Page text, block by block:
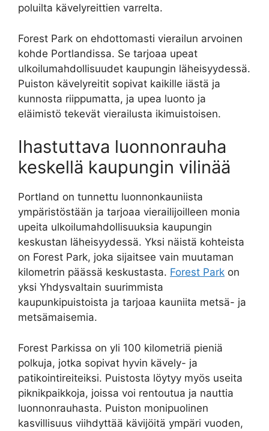
poluilta kävelyreittien varrelta.
Forest Park on ehdottomasti vierailun arvoinen
kohde Portlandissa. Se tarjoaa upeat
ulkoilumahdollisuudet kaupungin läheisyydessä.
Puiston kävelyreitit sopivat kaikille iästä ja
kunnosta riippumatta, ja upea luonto ja
eläimistö tekevät vierailusta ikimuistoisen.
Ihastuttava luonnonrauha
keskellä kaupungin vilinää
Portland on tunnettu luonnonkauniista
ympäristöstään ja tarjoaa vierailijoilleen monia
upeita ulkoilumahdollisuuksia kaupungin
keskustan läheisyydessä. Yksi näistä kohteista
on Forest Park, joka sijaitsee vain muutaman
kilometrin päässä keskustasta. Forest Park on
yksi Yhdysvaltain suurimmista
kaupunkipuistoista ja tarjoaa kauniita metsä- ja
metsämaisemia.
Forest Parkissa on yli 100 kilometriä pieniä
polkuja, jotka sopivat hyvin kävely- ja
patikointireiteiksi. Puistosta löytyy myös useita
piknikpaikkoja, joissa voi rentoutua ja nauttia
luonnonrauhasta. Puiston monipuolinen
kasvillisuus viihdyttää kävijöitä ympäri vuoden,